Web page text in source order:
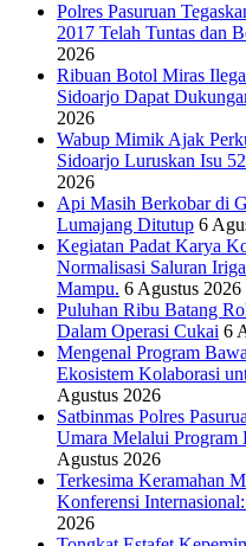
Polres Pasuruan
2017 Telah Tuntas dan
2026
Ribuan Botol Miras
Sidoarjo Dapat
2026
Wabup Mimik Ajak
Sidoarjo Luruskan Isu
2026
Api Masih Berkobar di
Lumajang Ditutup 6
Kegiatan Padat Karya
Normalisasi Saluran
Mampu. 6 Agustus 2026
Puluhan Ribu Batang
Dalam Operasi Cukai 6
Mengenal Program
Ekosistem Kolaborasi
Agustus 2026
Satbinmas Polres
Umara Melalui Program
Agustus 2026
Terkesima Keramahan
Konferensi
2026